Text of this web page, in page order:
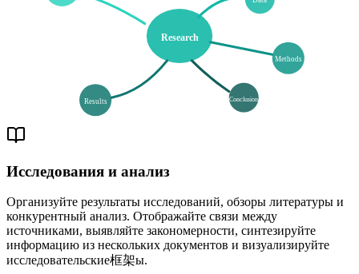
Research
Methods
Results Conclusion
Исследования и анализ
Организуйте результаты исследований, обзоры литературы и
конкурентный анализ. Отображайте связи между
источниками, выявляйте закономерности, синтезируйте
информацию из нескольких документов и визуализируйте
исследовательские框架ы.